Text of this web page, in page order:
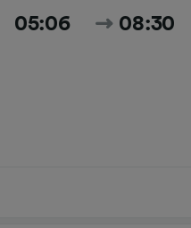
05:06 08:30